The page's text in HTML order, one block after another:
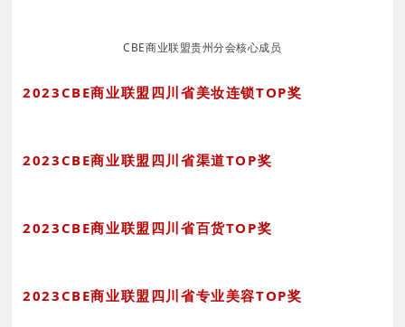
CBE商业联盟贵州分会核心成员
2023CBE商业联盟四川省美妆连锁TOP奖
2023CBE商业联盟四川省渠道TOP奖
2023CBE商业联盟四川省百货TOP奖
2023CBE商业联盟四川省专业美容TOP奖